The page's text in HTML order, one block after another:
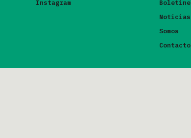
Instagram
Noticias
Somos
Contacto